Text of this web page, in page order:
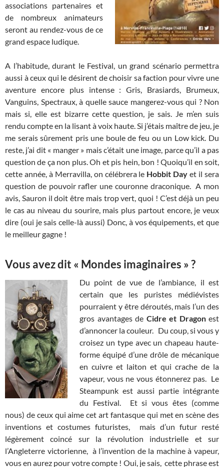
associations partenaires et
de nombreux animateurs
seront au rendez-vous de ce
grand espace ludique.
A l’habitude, durant le Festival, un grand scénario permettra
aussi à ceux qui le désirent de choisir sa faction pour vivre une
aventure encore plus intense : Gris, Brasiards, Brumeux,
Vanguins, Spectraux, à quelle sauce mangerez-vous qui ? Non
mais si, elle est bizarre cette question, je sais. Je m’en suis
rendu compte en la lisant à voix haute. Si j’étais maître de jeu, je
me serais sûrement pris une boule de feu ou un Low kick. Du
reste, j’ai dit « manger » mais c’était une image, parce qu’il a pas
question de ça non plus. Oh et pis hein, bon ! Quoiqu’il en soit,
cette année, à Merravilla, on célébrera le Hobbit Day et il sera
question de pouvoir rafler une couronne draconique. A mon
avis, Sauron il doit être mais trop vert, quoi ! C’est déjà un peu
le cas au niveau du sourire, mais plus partout encore, je veux
dire (oui je sais celle-là aussi) Donc, à vos équipements, et que
le meilleur gagne !
Vous avez dit « Mondes imaginaires » ?
Du point de vue de l’ambiance, il est
certain que les puristes médiévistes
pourraient y être déroutés, mais l’un des
gros avantages de Cidre et Dragonest
d’annoncer la couleur. Du coup, si vous y
croisez un type avec un chapeau haute-
forme équipé d’une drôle de mécanique
en cuivre et laiton et qui crache de la
vapeur, vous ne vous étonnerez pas. Le
Steampunk est aussi partie intégrante
du Festival. Et si vous êtes (comme
nous) de ceux qui aime cet art fantasque qui met en scène des
inventions et costumes futuristes, mais d’un futur resté
légèrement coincé sur la révolution industrielle et sur
l’Angleterre victorienne, à l’invention de la machine à vapeur,
vous en aurez pour votre compte ! Oui, je sais, cette phrase est